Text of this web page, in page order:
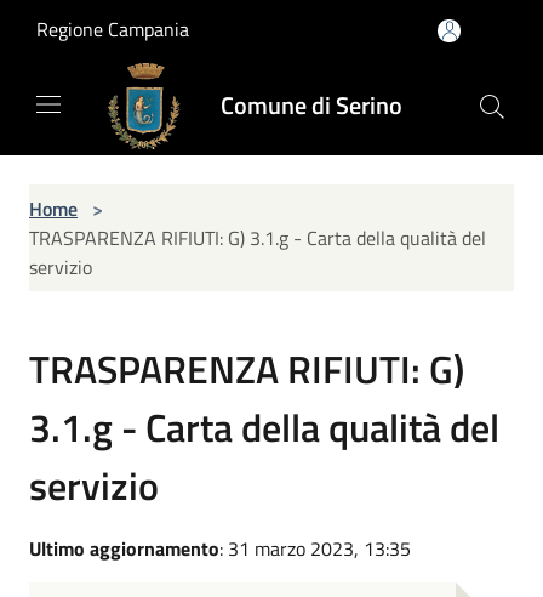
Regione Campania
Comune di Serino
Home >
TRASPARENZA RIFIUTI: G) 3.1.g - Carta della qualità del
servizio
TRASPARENZA RIFIUTI: G)
3.1.g - Carta della qualità del
servizio
Ultimo aggiornamento: 31 marzo 2023, 13:35